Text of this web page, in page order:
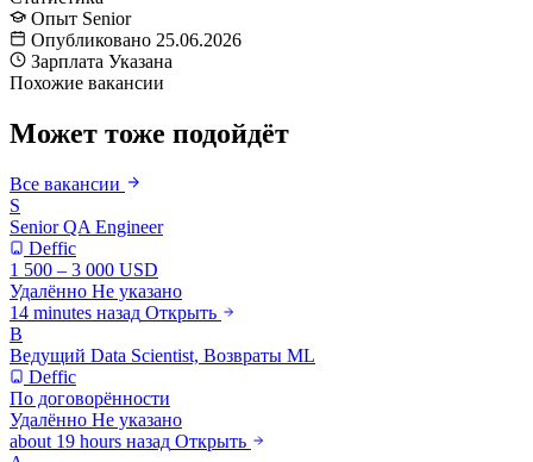
Опыт Senior
Опубликовано 25.06.2026
Зарплата Указана
Похожие вакансии
Может тоже подойдёт
Все вакансии
S
Senior QA Engineer
Deffic
1 500 – 3 000 USD
Удалённо Не указано
14 minutes назад Открыть
В
Ведущий Data Scientist, Возвраты ML
Deffic
По договорённости
Удалённо Не указано
about 19 hours назад Открыть